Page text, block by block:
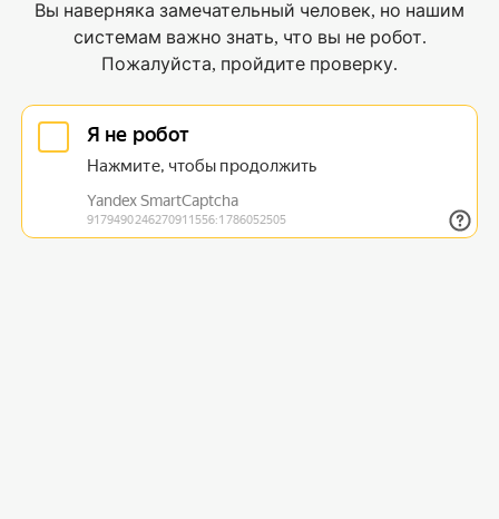
Вы наверняка замечательный человек, но нашим
системам важно знать, что вы не робот.
Пожалуйста, пройдите проверку.